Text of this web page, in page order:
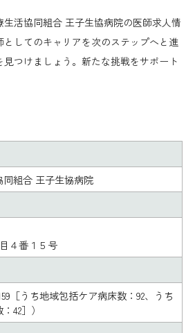
活協同組合 王子生協病院の医師求人情
してのキャリアを次のステップへと進
つけましょう。新たな挑戦をサポート
組合 王子生協病院
４番１５号
［うち地域包括ケア病床数：92、うち
42］）